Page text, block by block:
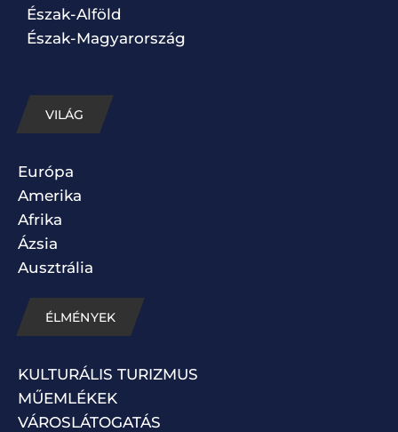
Észak-Alföld
Észak-Magyarország
VILÁG
Európa
Amerika
Afrika
Ázsia
Ausztrália
ÉLMÉNYEK
KULTURÁLIS TURIZMUS
MŰEMLÉKEK
VÁROSLÁTOGATÁS